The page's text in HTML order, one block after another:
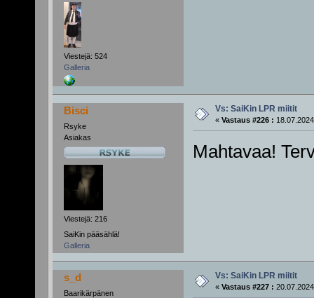
Viestejä: 524
Galleria
Bisci
Rsyke
Asiakas
Viestejä: 216
SaiKin pääsählä!
Galleria
Vs: SaiKin LPR miitit
« Vastaus #226 :
Mahtavaa!
s_d
Baarikärpänen
Vs: SaiKin LPR miitit
« Vastaus #227 :